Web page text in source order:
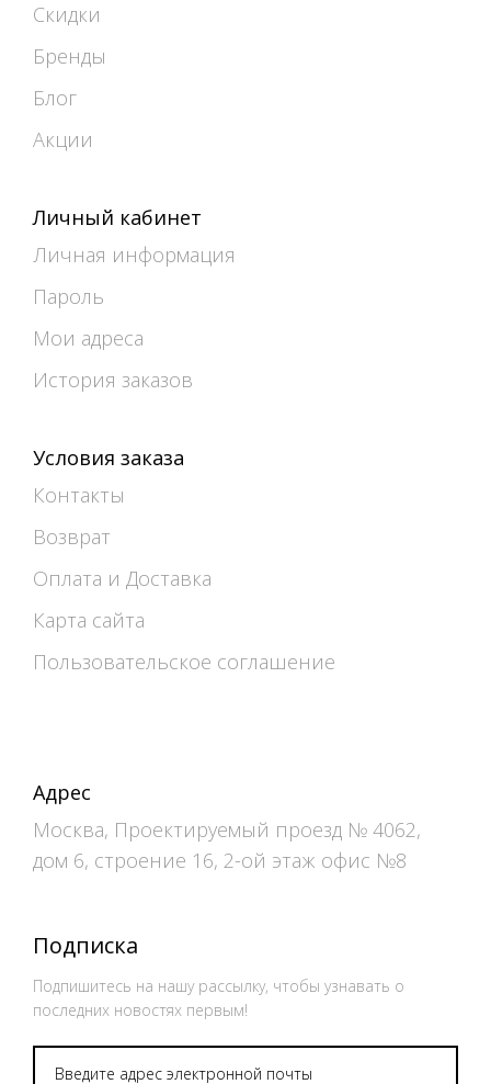
Скидки
Бренды
Блог
Акции
Личный кабинет
Личная информация
Пароль
Мои адреса
История заказов
Условия заказа
Контакты
Возврат
Оплата и Доставка
Карта сайта
Пользовательское соглашение
Адрес
Москва, Проектируемый проезд № 4062,
дом 6, строение 16, 2-ой этаж офис №8
Подписка
Подпишитесь на нашу рассылку, чтобы узнавать о
последних новостях первым!